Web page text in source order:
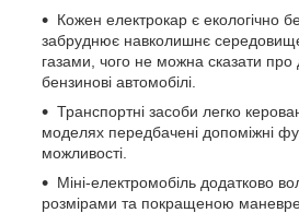
Кожен електрокар є екологічно
забруднює навколишнє
газами, чого не можна сказати про
бензинові автомобілі.
Транспортні засоби легко
моделях передбачені допоміжні
можливості.
Міні-електромобіль додатково
розмірами та покращеною